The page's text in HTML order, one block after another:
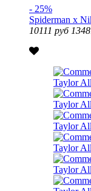
- 25%
Spiderman x
10111 руб